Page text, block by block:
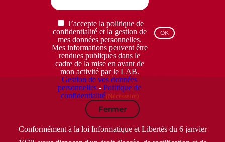
RGPD
(Nécessaire)
J’accepte la politique de
confidentialité et la gestion de
mes données personnelles.
Mes informations peuvent être
rendues publiques dans le
cadre de la mise en avant de
mon activité par le LAB.
Gestion de vos données
personnelles -Politique de
confidentialité(Nécessaire)
Fermer
Conformément à la loi Informatique et Libertés du 6 janvier